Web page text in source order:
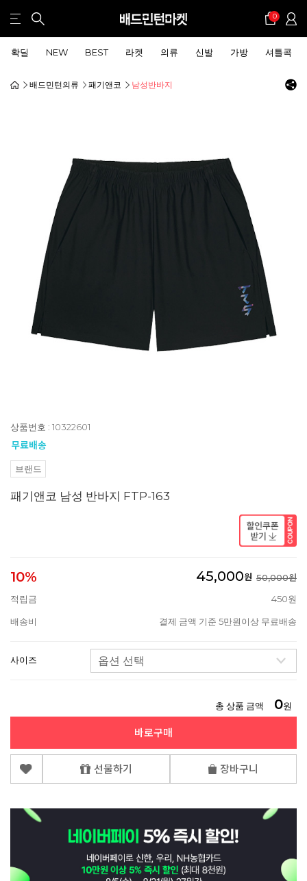
0
확딜 NEW BEST 라켓 의류 신발 가방 셔틀콕
배드민턴의류 패기앤코 남성반바지
상품번호 : 10322601
브랜드
패기앤코 남성 반바지 FTP-163
10% 45,000원 50,000원
적립금
450원
배송비 결제 금액 기준 5만원이상 무료배송
사이즈
총 상품 금액 0원
바로구매
선물하기 장바구니